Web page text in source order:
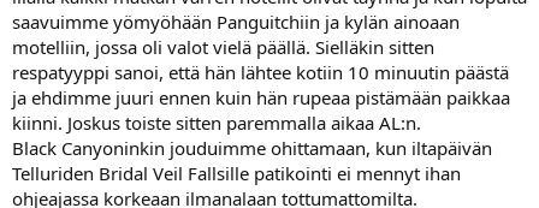
näitä, kunhan sais lusittua juhannuksen ja kotosuomen
prätkäreissun pois alta
Sitten onkin about kuukausi enään lähtöön!
BTW..Menettekö Sturgisiin?
Meiltä jää se kyllä vähän harmittavasti välistä ku ei vaan natsannu
aikatauluun, vaikka ihan huudeilla ollaankin..
saavuimme yömyöhään Panguitchiin ja kylän ainoaan
motelliin, jossa oli valot vielä päällä. Sielläkin sitten
respatyyppi sanoi, että hän lähtee kotiin 10 minuutin päästä
ja ehdimme juuri ennen kuin hän rupeaa pistämään paikkaa
kiinni. Joskus toiste sitten paremmalla aikaa AL:n.
Black Canyoninkin jouduimme ohittamaan, kun iltapäivän
Telluriden Bridal Veil Fallsille patikointi ei mennyt ihan
ohjeajassa korkeaan ilmanalaan tottumattomilta.